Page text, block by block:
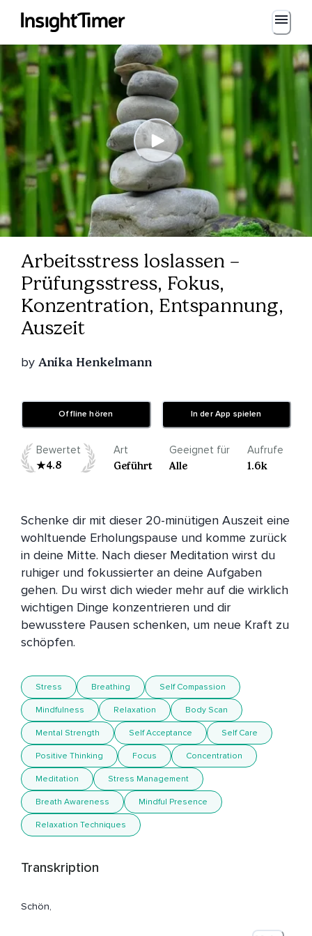
Arbeitsstress loslassen –
Prüfungsstress, Fokus,
Konzentration, Entspannung,
Auszeit
by Anika Henkelmann
Offline hören In der App spielen
Bewertet
4.8
Art
Geführt
Geeignet für
Alle
Aufrufe
1.6k
Schenke dir mit dieser 20-minütigen Auszeit eine
wohltuende Erholungspause und komme zurück
in deine Mitte. Nach dieser Meditation wirst du
ruhiger und fokussierter an deine Aufgaben
gehen. Du wirst dich wieder mehr auf die wirklich
wichtigen Dinge konzentrieren und dir
bewusstere Pausen schenken, um neue Kraft zu
schöpfen.
Stress Breathing Self Compassion
Mindfulness Relaxation Body Scan
Mental Strength Self Acceptance Self Care
Positive Thinking Focus Concentration
Meditation Stress Management
Breath Awareness Mindful Presence
Relaxation Techniques
Transkription
Schön,